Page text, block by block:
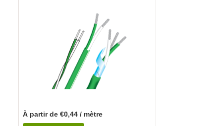
À partir de €0,44 / mètre